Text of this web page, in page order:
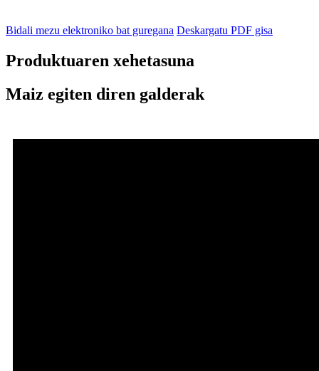
Bidali mezu elektroniko bat guregana Deskargatu PDF gisa
Produktuaren xehetasuna
Maiz egiten diren galderak